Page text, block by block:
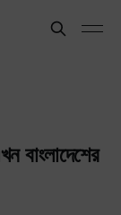
বাংলাদেশের